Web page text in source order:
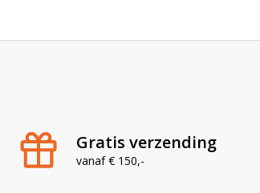
Gratis verzending
vanaf € 150,-